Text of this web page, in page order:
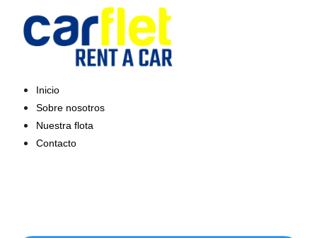
contenido
Inicio
Sobre nosotros
Nuestra flota
Contacto